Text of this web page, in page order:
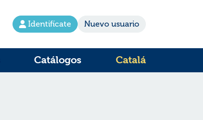
Identifícate Nuevo usuario
Catálogos Catalá